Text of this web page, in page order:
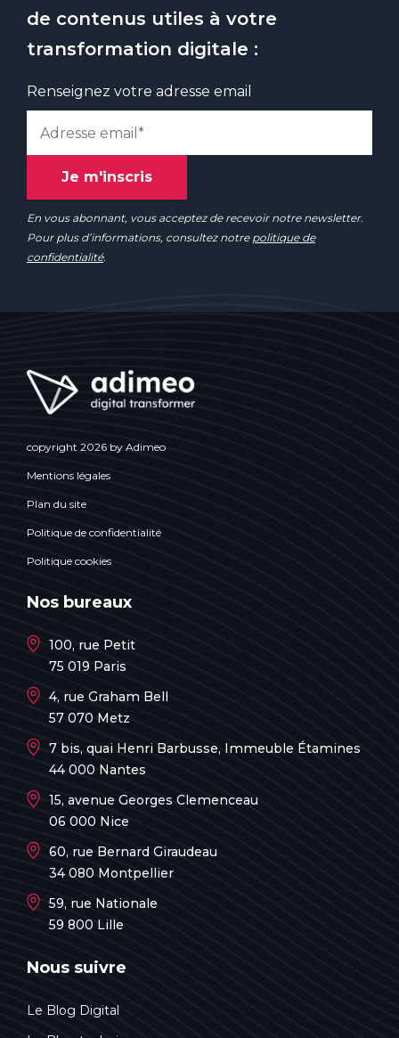
de contenus utiles à votre
transformation digitale :
Renseignez votre adresse email
En vous abonnant, vous acceptez de recevoir notre newsletter.
Pour plus d’informations, consultez notre politique de
confidentialité.
copyright 2026 by Adimeo
Mentions légales
Plan du site
Politique de confidentialité
Politique cookies
Nos bureaux
100, rue Petit
75 019 Paris
4, rue Graham Bell
57 070 Metz
7 bis, quai Henri Barbusse, Immeuble Étamines
44 000 Nantes
15, avenue Georges Clemenceau
06 000 Nice
60, rue Bernard Giraudeau
34 080 Montpellier
59, rue Nationale
59 800 Lille
Nous suivre
Le Blog Digital